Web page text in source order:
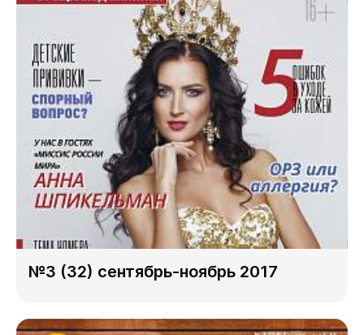
№3 (32) сентябрь-ноябрь 2017